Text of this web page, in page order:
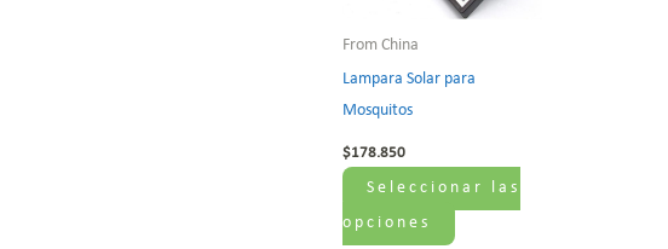
From China
Lampara Solar para
Mosquitos
$178.850
Seleccionar las
opciones
Las
se
en